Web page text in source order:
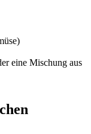
eine Mischung aus